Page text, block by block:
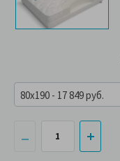
80x190 - 17 849 руб.